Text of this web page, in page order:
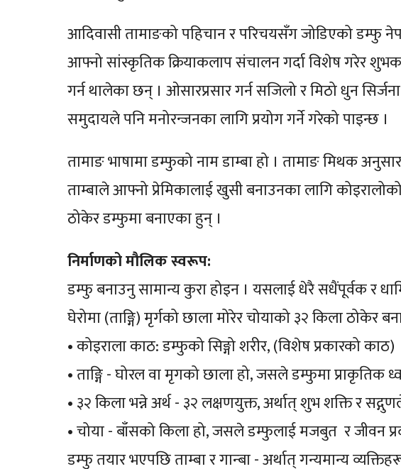
आदिवासी तामाङको पहिचान र परिचयसँग जोडिएको डम्फु
आफ्नो सांस्कृतिक क्रियाकलाप संचालन गर्दा विशेष गरेर
गर्न थालेका छन् । ओसारप्रसार गर्न सजिलो र मिठो धुन
समुदायले पनि मनोरन्जनका लागि प्रयोग गर्ने गरेको पाइन्छ ।
तामाङ भाषामा डम्फुको नाम डाम्बा हो । तामाङ मिथक
ताम्बाले आफ्नो प्रेमिकालाई खुसी बनाउनका लागि
ठोकेर डम्फुमा बनाएका हुन् ।
निर्माणको मौलिक स्वरूप:
डम्फु बनाउनु सामान्य कुरा होइन । यसलाई धेरै सधैंपूर्वक र
घेरोमा (ताङ्गि) मृर्गको छाला मोरेर चोयाको ३२ किला ठोकेर
• कोइराला काठ: डम्फुको सिङ्गो शरीर, (विशेष प्रकारको काठ)
• ताङ्गि - घोरल वा मृगको छाला हो, जसले डम्फुमा प्राकृतिक
• ३२ किला भन्ने अर्थ - ३२ लक्षणयुक्त, अर्थात् शुभ शक्ति र
• चोया - बाँसको किला हो, जसले डम्फुलाई मजबुत र जीवन
डम्फु तयार भएपछि ताम्बा र गान्बा - अर्थात् गन्यमान्य